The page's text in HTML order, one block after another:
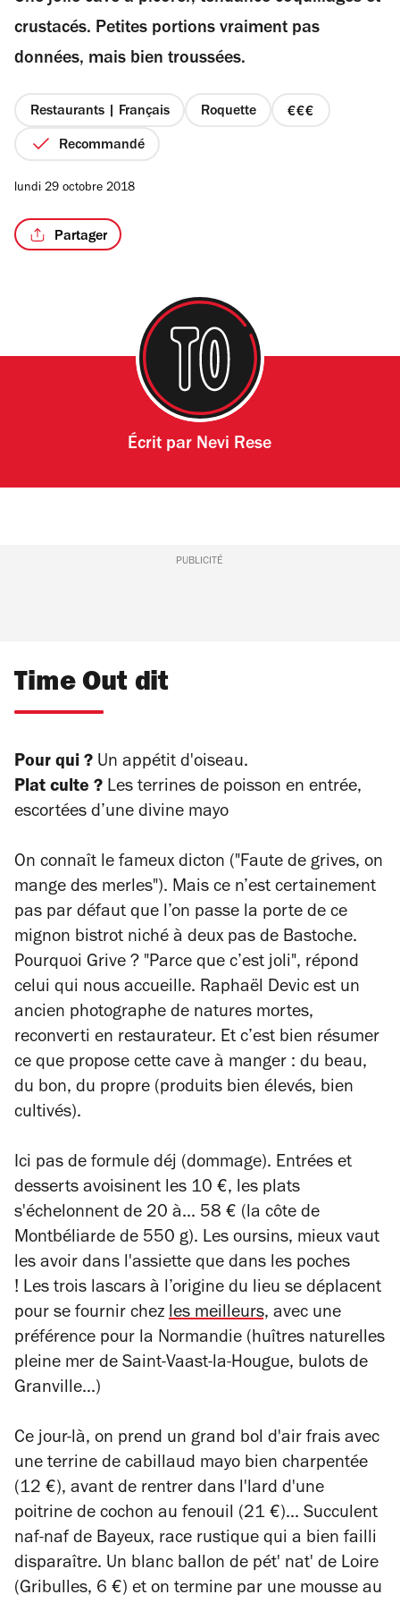
étoiles
crustacés. Petites portions vraiment pas
données, mais bien troussées.
Restaurants | Français Roquette
prix
Recommandé
lundi 29 octobre 2018
Partager
Écrit par Nevi Rese
PUBLICITÉ
Time Out dit
Pour qui ? Un appétit d'oiseau.
Plat culte ? Les terrines de poisson en entrée,
escortées d’une divine mayo
On connaît le fameux dicton ("Faute de grives, on
mange des merles"). Mais ce n’est certainement
pas par défaut que l’on passe la porte de ce
mignon bistrot niché à deux pas de Bastoche.
Pourquoi Grive ? "Parce que c’est joli", répond
celui qui nous accueille. Raphaël Devic est un
ancien photographe de natures mortes,
reconverti en restaurateur. Et c’est bien résumer
ce que propose cette cave à manger : du beau,
du bon, du propre (produits bien élevés, bien
cultivés).
Ici pas de formule déj (dommage). Entrées et
desserts avoisinent les 10 €, les plats
s'échelonnent de 20 à... 58 € (la côte de
Montbéliarde de 550 g). Les oursins, mieux vaut
les avoir dans l'assiette que dans les poches
! Les trois lascars à l’origine du lieu se déplacent
pour se fournir chez les meilleurs, avec une
préférence pour la Normandie (huîtres naturelles
pleine mer de Saint-Vaast-la-Hougue, bulots de
Granville...)
Ce jour-là, on prend un grand bol d'air frais avec
une terrine de cabillaud mayo bien charpentée
(12 €), avant de rentrer dans l'lard d'une
poitrine de cochon au fenouil (21 €)... Succulent
naf-naf de Bayeux, race rustique qui a bien failli
disparaître. Un blanc ballon de pét' nat' de Loire
(Gribulles, 6 €) et on termine par une mousse au